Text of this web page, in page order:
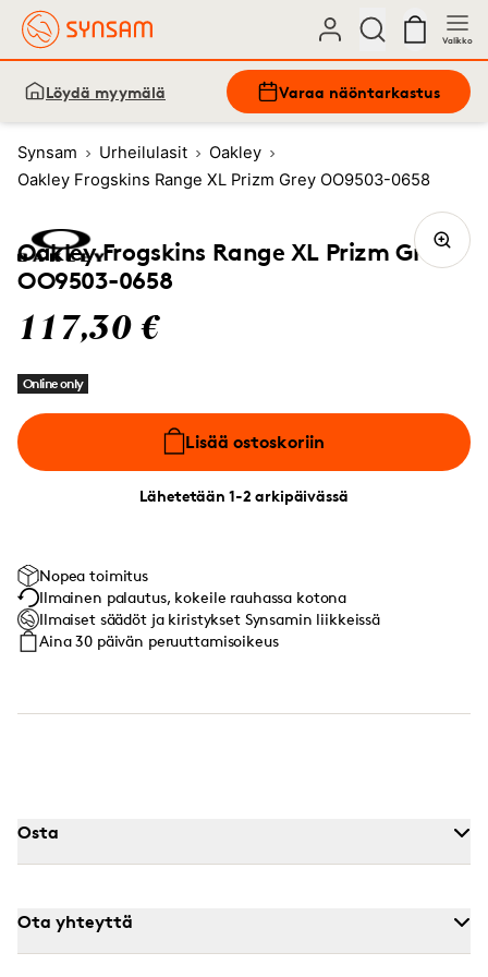
Valikko
Löydä myymälä Varaa näöntarkastus
Synsam Urheilulasit
Oakley
Oakley Frogskins Range XL Prizm Grey OO9503-0658
Oakley Frogskins Range XL Prizm Grey
OO9503-0658
117,30 €
Online only
Lisää ostoskoriin
Lähetetään 1-2 arkipäivässä
Nopea toimitus
Ilmainen palautus, kokeile rauhassa kotona
Ilmaiset säädöt ja kiristykset Synsamin liikkeissä
Aina 30 päivän peruuttamisoikeus
Osta
Ota yhteyttä